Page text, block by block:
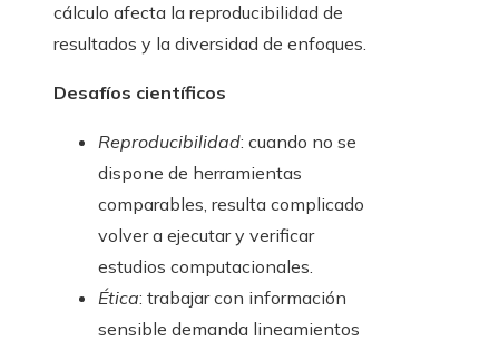
cálculo afecta la reproducibilidad de
resultados y la diversidad de enfoques.
Desafíos científicos
Reproducibilidad: cuando no se
dispone de herramientas
comparables, resulta complicado
volver a ejecutar y verificar
estudios computacionales.
Ética: trabajar con información
sensible demanda lineamientos